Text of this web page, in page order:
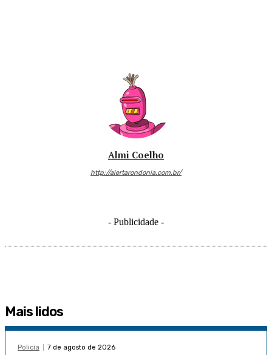
Almi Coelho
http://alertarondonia.com.br/
- Publicidade -
Mais lidos
Policia 7 de agosto de 2026